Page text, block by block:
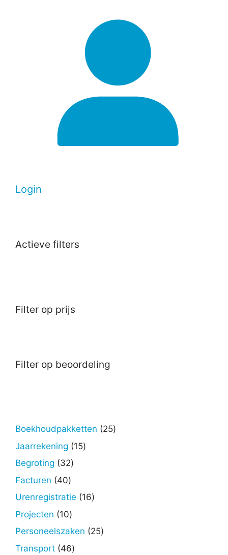
Login
Actieve filters
Filter op prijs
Filter op beoordeling
Boekhoudpakketten 2525
Jaarrekening 1515
Begroting 3232
Facturen 4040
producten
Urenregistratie 1616
Projecten 1010
producten
Personeelszaken 2525
Transport 4646